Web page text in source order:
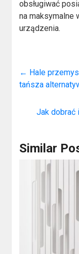
obsługiwać
na maksymalne
urządzenia.
← Hale
tańsza
Jak dobrać
Similar